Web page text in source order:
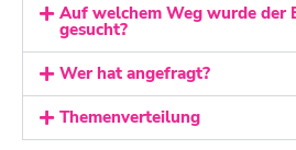
Auf welchem Weg wurde der
gesucht?
Wer hat angefragt?
Themenverteilung